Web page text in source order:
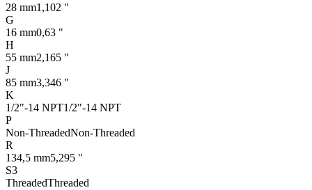
28 mm1,102 "
G
16 mm0,63 "
H
55 mm2,165 "
J
85 mm3,346 "
K
1/2"-14 NPT1/2"-14 NPT
P
Non-ThreadedNon-Threaded
R
134,5 mm5,295 "
S3
ThreadedThreaded